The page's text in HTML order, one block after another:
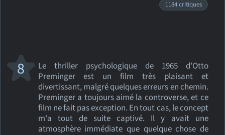
1184 critiques
Le thriller psychologique de 1965 d'Otto
Preminger est un film très plaisant et
divertissant, malgré quelques erreurs en chemin.
Preminger a toujours aimé la controverse, et ce
film ne fait pas exception. En tout cas, le concept
m'a tout de suite captivé. Il y avait une
atmosphère immédiate que quelque chose de
8